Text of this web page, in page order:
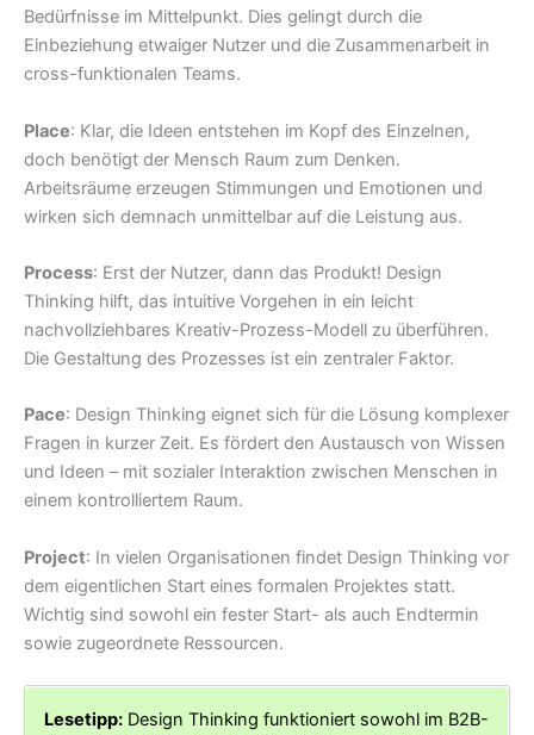
Bedürfnisse im Mittelpunkt. Dies gelingt durch die
Einbeziehung etwaiger Nutzer und die Zusammenarbeit in
cross-funktionalen Teams.
Place: Klar, die Ideen entstehen im Kopf des Einzelnen,
doch benötigt der Mensch Raum zum Denken.
Arbeitsräume erzeugen Stimmungen und Emotionen und
wirken sich demnach unmittelbar auf die Leistung aus.
Process: Erst der Nutzer, dann das Produkt! Design
Thinking hilft, das intuitive Vorgehen in ein leicht
nachvollziehbares Kreativ-Prozess-Modell zu überführen.
Die Gestaltung des Prozesses ist ein zentraler Faktor.
Pace: Design Thinking eignet sich für die Lösung komplexer
Fragen in kurzer Zeit. Es fördert den Austausch von Wissen
und Ideen – mit sozialer Interaktion zwischen Menschen in
einem kontrolliertem Raum.
Project: In vielen Organisationen findet Design Thinking vor
dem eigentlichen Start eines formalen Projektes statt.
Wichtig sind sowohl ein fester Start- als auch Endtermin
sowie zugeordnete Ressourcen.
Lesetipp:Design Thinking funktioniert sowohl im B2B-